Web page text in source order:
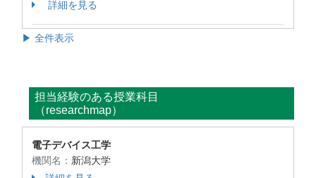
詳細を見る
▶ 全件表示
担当経験のある授業科目
（researchmap）
電子デバイス工学
機関名： 新潟大学